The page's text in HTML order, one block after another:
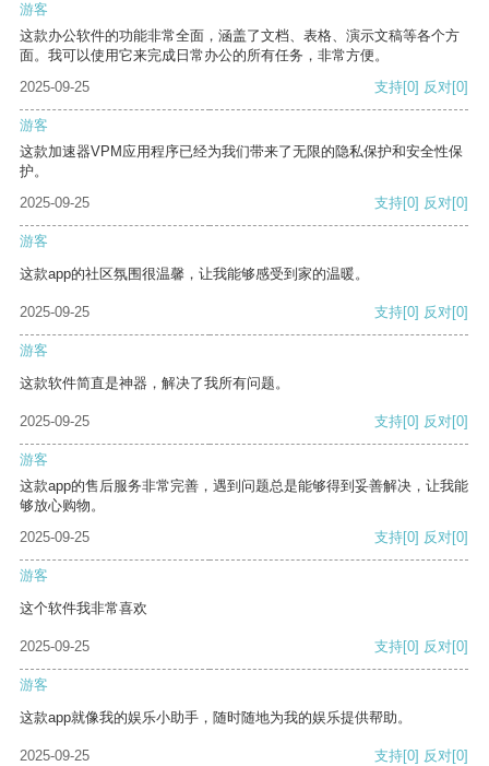
游客
这款办公软件的功能非常全面，涵盖了文档、表格、演示文稿等各个方
面。我可以使用它来完成日常办公的所有任务，非常方便。
2025-09-25
支持[0] 反对[0]
游客
这款加速器VPM应用程序已经为我们带来了无限的隐私保护和安全性保
护。
2025-09-25
支持[0] 反对[0]
游客
这款app的社区氛围很温馨，让我能够感受到家的温暖。
2025-09-25 支持[0] 反对[0]
游客
这款软件简直是神器，解决了我所有问题。
2025-09-25 支持[0] 反对[0]
游客
这款app的售后服务非常完善，遇到问题总是能够得到妥善解决，让我能
够放心购物。
2025-09-25
支持[0] 反对[0]
游客
这个软件我非常喜欢
2025-09-25 支持[0] 反对[0]
游客
这款app就像我的娱乐小助手，随时随地为我的娱乐提供帮助。
2025-09-25 支持[0] 反对[0]